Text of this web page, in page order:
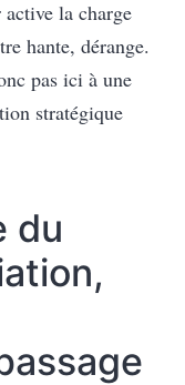
la charge
hante, dérange.
pas ici à une
stratégique
du